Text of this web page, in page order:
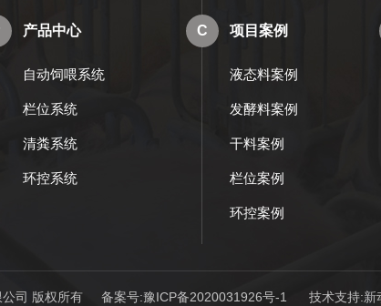
产品中心
自动饲喂系统
栏位系统
清粪系统
环控系统
C 项目案例
液态料案例
发酵料案例
干料案例
栏位案例
环控案例
公司 版权所有 备案号:豫ICP备2020031926号-1 技术支持:新